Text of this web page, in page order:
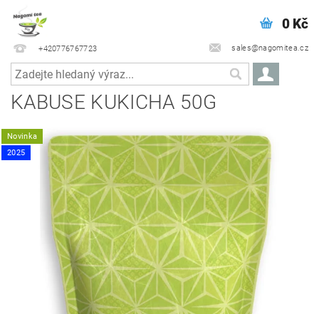
+420776767723 sales@nagomitea.cz
0 Kč
KABUSE KUKICHA 50G
Novinka
2025